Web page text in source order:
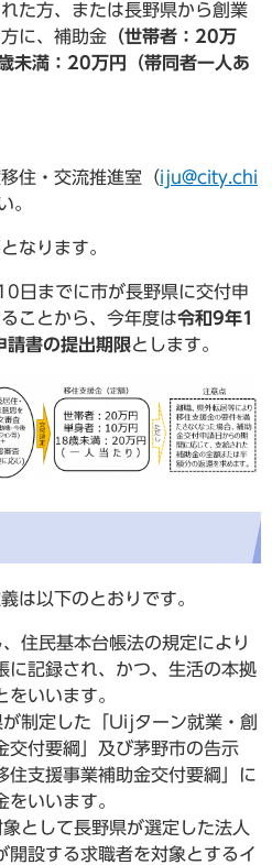
た方、または長野県から創業
に、補助金 （世帯者：20万
未満：20万円（帯同者一人あ
住・交流推進室（iju@city.chi
。
なります。
日までに市が長野県に交付申
ことから、今年度は令和9年1
請書の提出期限とします。
は以下のとおりです。
住民基本台帳法の規定により
に記録され、かつ、生活の本拠
いいます。
制定した「Uijターン就業・創
交付要綱」及び茅野市の告示
住支援事業補助金交付要綱」に
いいます。
として長野県が選定した法人
開設する求職者を対象とするイ